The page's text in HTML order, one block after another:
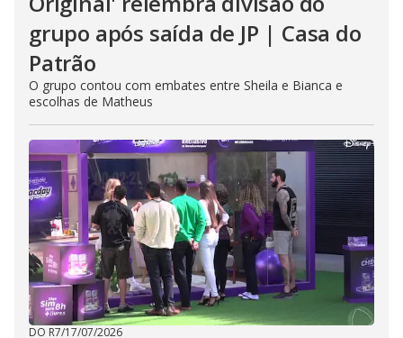
grupo após saída de JP | Casa do
Patrão
O grupo contou com embates entre Sheila e Bianca e
escolhas de Matheus
DO R7/17/07/2026